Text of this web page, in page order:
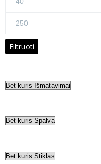
Maks
Filtruoti